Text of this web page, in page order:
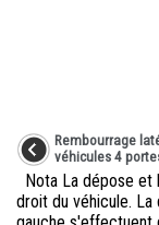
Rembourrage
véhicules 4
Nota La dépose
droit du véhicule.